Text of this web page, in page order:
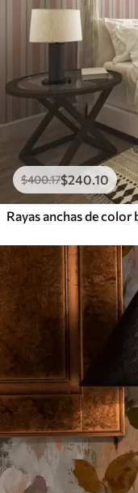
$400.17$240.10